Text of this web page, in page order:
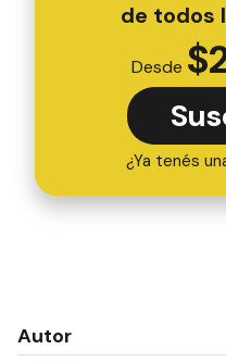
de todos
Desde $
¿Ya tenés
Autor